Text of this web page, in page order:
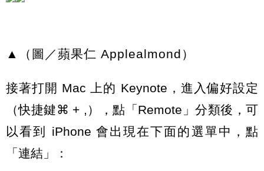
▲（圖／蘋果仁 Applealmond）
接著打開 Mac 上的 Keynote，進入偏好設定
（快捷鍵⌘ + ,），點「Remote」分類後，可
以看到 iPhone 會出現在下面的選單中，點
「連結」：